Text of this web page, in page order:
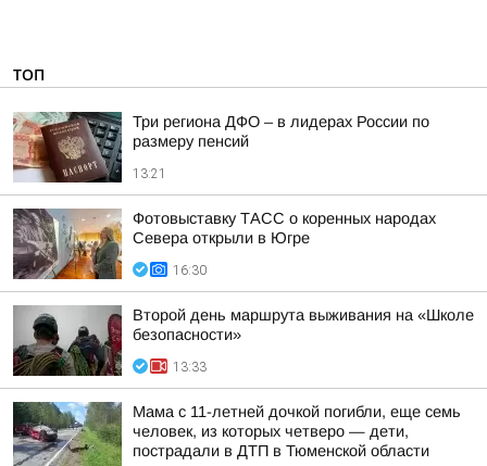
ТОП
Три региона ДФО – в лидерах России по
размеру пенсий
13:21
Фотовыставку ТАСС о коренных народах
Севера открыли в Югре
16:30
Второй день маршрута выживания на «Школе
безопасности»
13:33
Мама с 11-летней дочкой погибли, еще семь
человек, из которых четверо — дети,
пострадали в ДТП в Тюменской области